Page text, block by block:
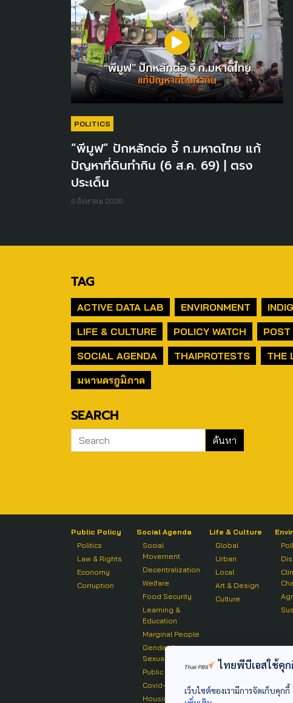
POLITICS
“พีมูฟ” ปักหลักต่อ จี้ ก.มหาดไทย แก้
ปัญหาที่ดินทำกิน (6 ส.ค. 69) | ตรง
ประเด็น
6 สิงหาคม 2026
TAG
ACTIVE DATA LAB ENVIRONMENT
LIFE & CULTURE
POLICY WATCH POST
SOCIAL AGENDA
THAIPROTESTS THE
มหานครภูมิภาค
SEARCH
Public Policy
Politics
Law & Rights
Economy
Corruption
Social Agenda
Social
Movement
Decentralization
Welfare
Food Security
Learning &
Education
Marginal People
Gender &
Sexuality
Public Health
Covid-19
Housing
Life & Culture
Global
Urban
Local
Art & Design
Culture
ไทยพีบีเอสใช้คุ
เว็บไซต์ของเรามีการจัดเก็บคุ